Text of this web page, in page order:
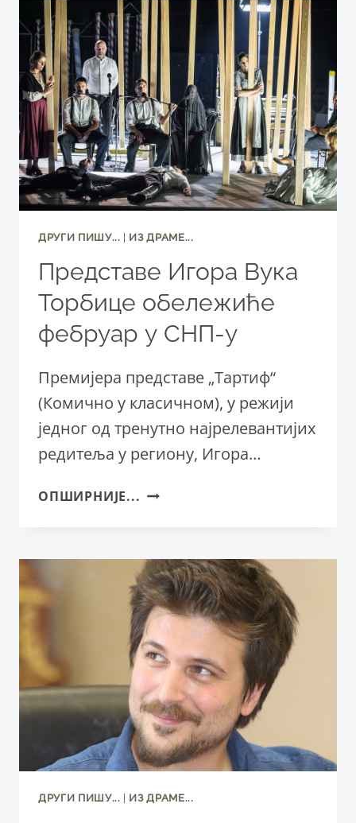
ДРУГИ ПИШУ... ИЗ ДРАМЕ...
Представе Игора Вука
Торбице обележиће
фебруар у СНП-у
Премијера представе „Тартиф“
(Комично у класичном), у режији
једног од тренутно најрелевантијих
редитеља у региону, Игора…
ОПШИРНИЈЕ... ПРЕДСТАВЕ
ОБЕЛЕЖИЋЕ
ФЕБРУАР
У
СНП-
У
ДРУГИ ПИШУ... | ИЗ ДРАМЕ...